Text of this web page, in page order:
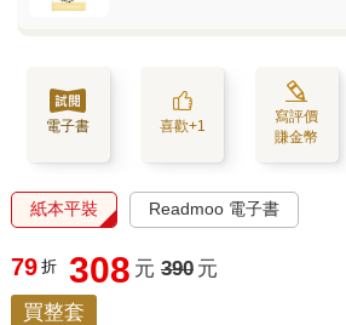
電子書 喜歡+1
寫評價
賺金幣
紙本平裝 Readmoo 電子書
79 折 308 元 390 元
買整套